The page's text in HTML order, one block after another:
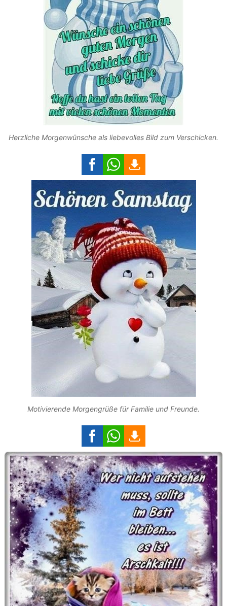
Herzliche Morgenwünsche als liebevolles Bild zum Verschicken.
Motivierende Morgengrüße für Familie und Freunde.